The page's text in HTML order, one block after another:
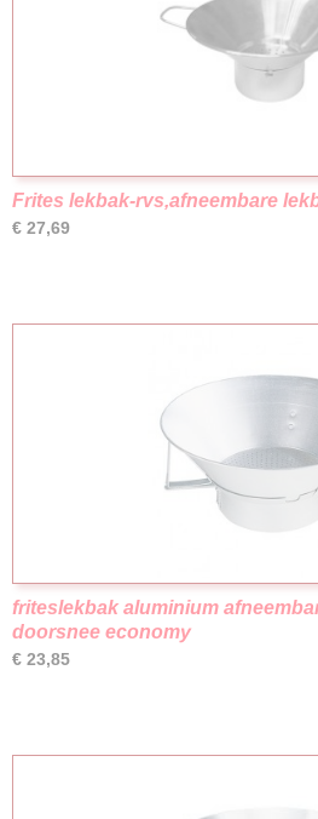
Frites lekbak-rvs,afneembare
€ 27,69
friteslekbak aluminium
doorsnee economy
€ 23,85